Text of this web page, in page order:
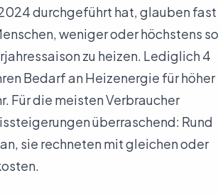
durchgeführt hat, glauben fast
weniger oder höchstens so
zu heizen. Lediglich 4
Bedarf an Heizenergie für höher
Für die meisten Verbraucher
überraschend: Rund
sie rechneten mit gleichen oder